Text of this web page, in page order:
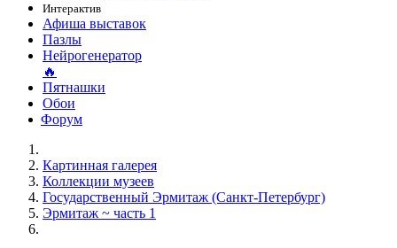
Интерактив
Афиша выставок
Пазлы
Нейрогенератор
🔥
Пятнашки
Обои
Форум
Картинная галерея
Коллекции музеев
Государственный Эрмитаж (Санкт-Петербург)
Эрмитаж ~ часть 1